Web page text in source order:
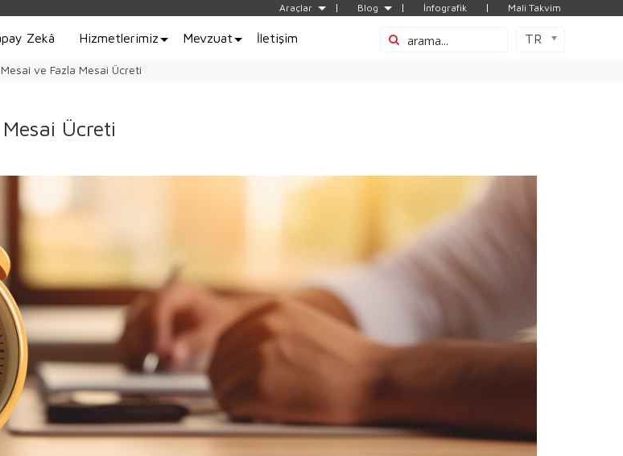
Araçlar Blog İnfografik Mali Takvim
Zekâ Hizmetlerimiz Mevzuat İletişim TR
ve Fazla Mesai Ücreti
Ücreti